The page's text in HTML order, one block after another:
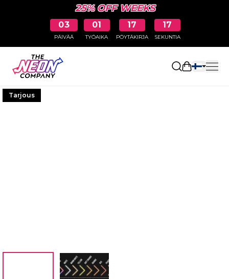
25% OFF WEEKS
03
PÄIVÄÄ
01
TYÖAIKA
17
PÖYTÄKIRJA
16
SEKUNTIA
Avaa
Tarjous